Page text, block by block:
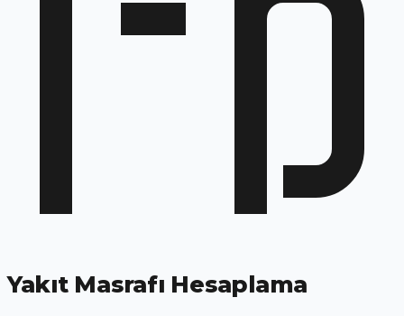
Yakıt Masrafı Hesaplama